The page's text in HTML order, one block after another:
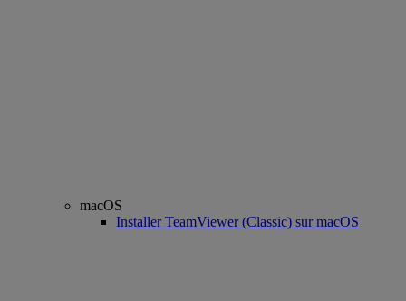
macOS
Installer TeamViewer (Classic) sur macOS